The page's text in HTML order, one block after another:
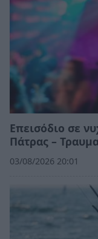
Επεισόδιο σε
Πάτρας –
03/08/2026 20:01